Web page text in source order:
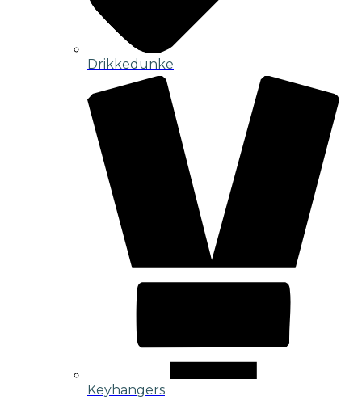
Drikkedunke
Keyhangers